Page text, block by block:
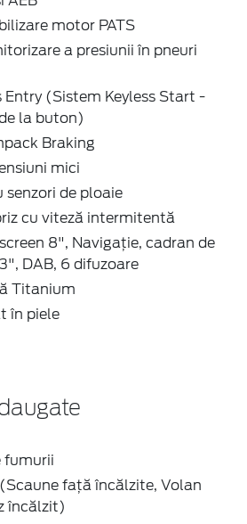
motor PATS
a presiunii în pneuri
Entry (Sistem Keyless Start -
la buton)
Braking
mici
de ploaie
cu viteză intermitentă
8", Navigaţie, cadran de
DAB, 6 difuzoare
Titanium
în piele
fumurii
faţă încălzite, Volan
încălzit)